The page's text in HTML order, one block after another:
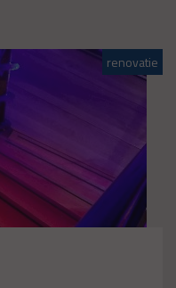
renovatie